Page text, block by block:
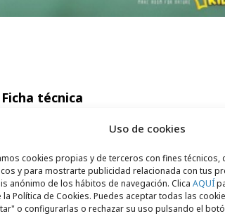
Uso de cookies
cookies propias y de terceros con fines técnicos,
y para mostrarte publicidad relacionada con tus
anónimo de los hábitos de navegación. Clica AQUÍ
la Política de Cookies. Puedes aceptar todas las
o configurarlas o rechazar su uso pulsando el
Ficha técnica
Africa
Andrew Whitehouse
Rolfe